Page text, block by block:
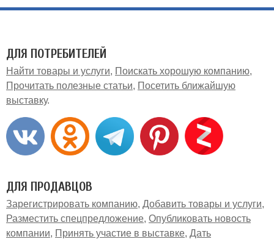
ДЛЯ ПОТРЕБИТЕЛЕЙ
Найти товары и услуги
Поискать хорошую компанию
Прочитать полезные статьи
Посетить ближайшую
выставку
ДЛЯ ПРОДАВЦОВ
Зарегистрировать компанию Добавить товары и услуги
Разместить спецпредложение Опубликовать новость
компании
Принять участие в выставке Дать